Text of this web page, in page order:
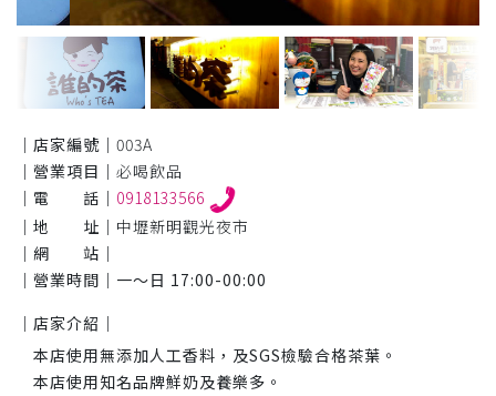
｜店家編號｜ 003A
｜營業項目｜ 必喝飲品
｜電 話｜ 0918133566
｜地 址｜ 中壢新明觀光夜市
｜網 站｜
｜營業時間｜ 一～日 17:00-00:00
｜店家介紹｜
本店使用無添加人工香料，及SGS檢驗合格茶葉。
本店使用知名品牌鮮奶及養樂多。